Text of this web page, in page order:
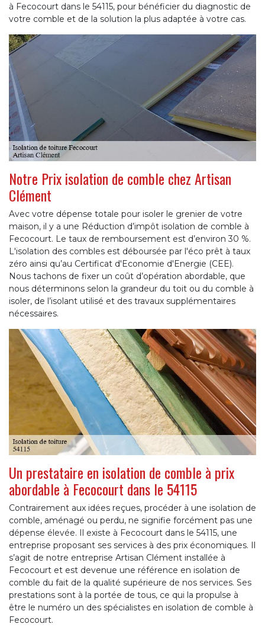
à Fecocourt dans le 54115, pour bénéficier du diagnostic de
votre comble et de la solution la plus adaptée à votre cas.
Notre Prix isolation de comble chez Artisan
Clément
Avec votre dépense totale pour isoler le grenier de votre
maison, il y a une Réduction d’impôt isolation de comble à
Fecocourt. Le taux de remboursement est d’environ 30 %.
L'isolation des combles est déboursée par l'éco prêt à taux
zéro ainsi qu’au Certificat d'Economie d'Energie (CEE).
Nous tachons de fixer un coût d’opération abordable, que
nous déterminons selon la grandeur du toit ou du comble à
isoler, de l’isolant utilisé et des travaux supplémentaires
nécessaires.
Un prestataire en isolation de comble à prix
abordable à Fecocourt dans le 54115
Contrairement aux idées reçues, procéder à une isolation de
comble, aménagé ou perdu, ne signifie forcément pas une
dépense élevée. Il existe à Fecocourt dans le 54115, une
entreprise proposant ses services à des prix économiques. Il
s’agit de notre entreprise Artisan Clément installée à
Fecocourt et est devenue une référence en isolation de
comble du fait de la qualité supérieure de nos services. Ses
prestations sont à la portée de tous, ce qui la propulse à
être le numéro un des spécialistes en isolation de comble à
Fecocourt.